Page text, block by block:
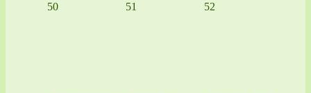
50 51 52